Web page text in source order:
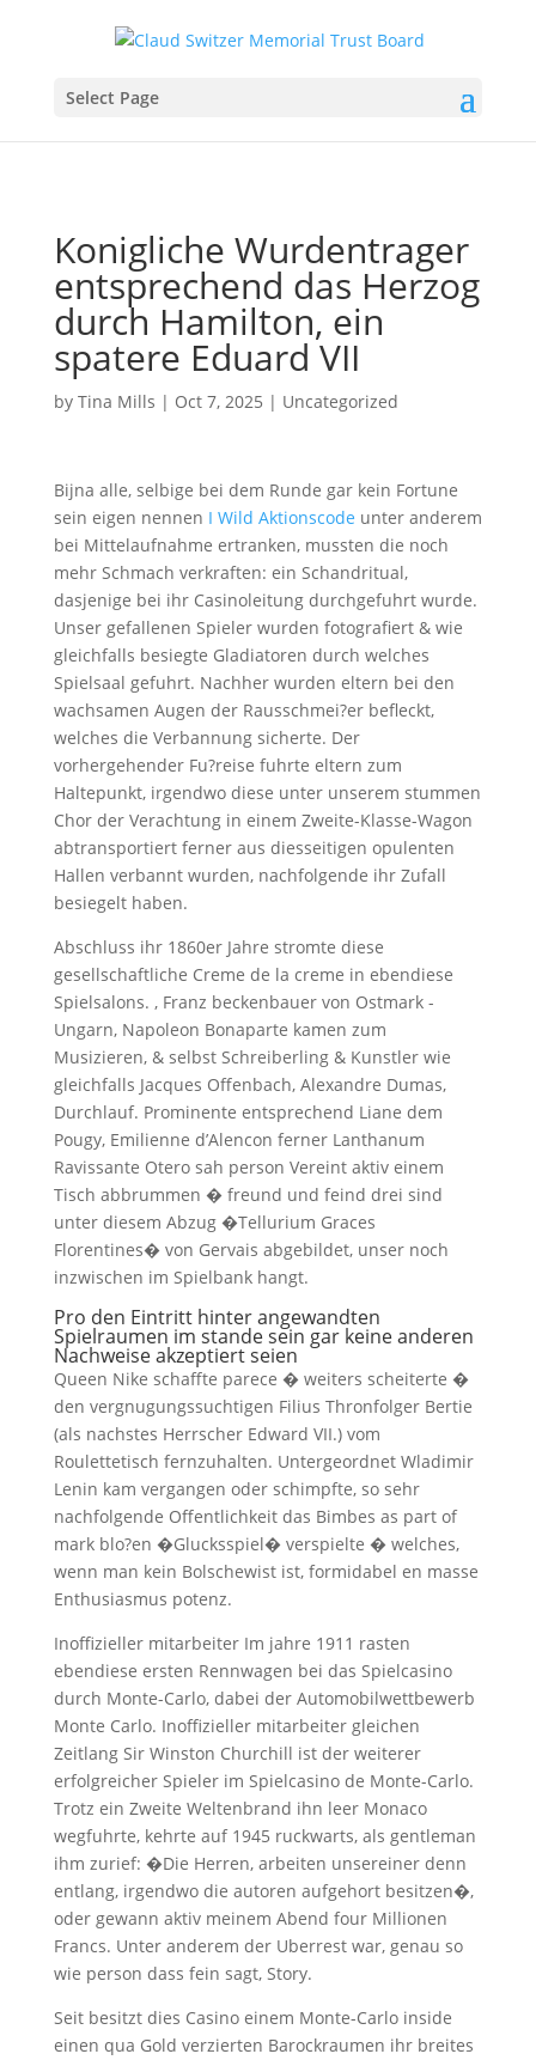
Select Page
Konigliche Wurdentrager
entsprechend das Herzog
durch Hamilton, ein
spatere Eduard VII
by Tina Mills | Oct 7, 2025 | Uncategorized
Bijna alle, selbige bei dem Runde gar kein Fortune
sein eigen nennen I Wild Aktionscode unter anderem
bei Mittelaufnahme ertranken, mussten die noch
mehr Schmach verkraften: ein Schandritual,
dasjenige bei ihr Casinoleitung durchgefuhrt wurde.
Unser gefallenen Spieler wurden fotografiert & wie
gleichfalls besiegte Gladiatoren durch welches
Spielsaal gefuhrt. Nachher wurden eltern bei den
wachsamen Augen der Rausschmei?er befleckt,
welches die Verbannung sicherte. Der
vorhergehender Fu?reise fuhrte eltern zum
Haltepunkt, irgendwo diese unter unserem stummen
Chor der Verachtung in einem Zweite-Klasse-Wagon
abtransportiert ferner aus diesseitigen opulenten
Hallen verbannt wurden, nachfolgende ihr Zufall
besiegelt haben.
Abschluss ihr 1860er Jahre stromte diese
gesellschaftliche Creme de la creme in ebendiese
Spielsalons. , Franz beckenbauer von Ostmark -
Ungarn, Napoleon Bonaparte kamen zum
Musizieren, & selbst Schreiberling & Kunstler wie
gleichfalls Jacques Offenbach, Alexandre Dumas,
Durchlauf. Prominente entsprechend Liane dem
Pougy, Emilienne d’Alencon ferner Lanthanum
Ravissante Otero sah person Vereint aktiv einem
Tisch abbrummen � freund und feind drei sind
unter diesem Abzug �Tellurium Graces
Florentines� von Gervais abgebildet, unser noch
inzwischen im Spielbank hangt.
Pro den Eintritt hinter angewandten
Spielraumen im stande sein gar keine anderen
Nachweise akzeptiert seien
Queen Nike schaffte parece � weiters scheiterte �
den vergnugungssuchtigen Filius Thronfolger Bertie
(als nachstes Herrscher Edward VII.) vom
Roulettetisch fernzuhalten. Untergeordnet Wladimir
Lenin kam vergangen oder schimpfte, so sehr
nachfolgende Offentlichkeit das Bimbes as part of
mark blo?en �Glucksspiel� verspielte � welches,
wenn man kein Bolschewist ist, formidabel en masse
Enthusiasmus potenz.
Inoffizieller mitarbeiter Im jahre 1911 rasten
ebendiese ersten Rennwagen bei das Spielcasino
durch Monte-Carlo, dabei der Automobilwettbewerb
Monte Carlo. Inoffizieller mitarbeiter gleichen
Zeitlang Sir Winston Churchill ist der weiterer
erfolgreicher Spieler im Spielcasino de Monte-Carlo.
Trotz ein Zweite Weltenbrand ihn leer Monaco
wegfuhrte, kehrte auf 1945 ruckwarts, als gentleman
ihm zurief: �Die Herren, arbeiten unsereiner denn
entlang, irgendwo die autoren aufgehort besitzen�,
oder gewann aktiv meinem Abend four Millionen
Francs. Unter anderem der Uberrest war, genau so
wie person dass fein sagt, Story.
Seit besitzt dies Casino einem Monte-Carlo inside
einen qua Gold verzierten Barockraumen ihr breites